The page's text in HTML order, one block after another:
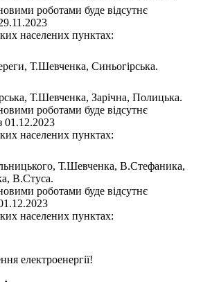
роботами буде відсутнє
населених пунктах:
Т.Шевченка, Синьогірська.
Т.Шевченка, Зарічна, Полицька.
роботами буде відсутнє
01.12.2023
населених пунктах:
Т.Шевченка, В.Стефаника,
В.Стуса.
роботами буде відсутнє
населених пунктах: